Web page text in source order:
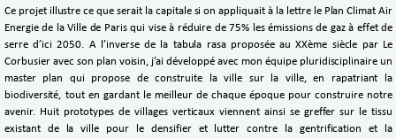
Ce projet illustre ce que serait la capitale si on appliquait à la lettre le Plan Climat Air
Energie de la Ville de Paris qui vise à réduire de 75% les émissions de gaz à effet de
serre d’ici 2050. A l’inverse de la tabula rasa proposée au XXème siècle par Le
Corbusier avec son plan voisin, j’ai développé avec mon équipe pluridisciplinaire un
master plan qui propose de construite la ville sur la ville, en rapatriant la
biodiversité, tout en gardant le meilleur de chaque époque pour construire notre
avenir. Huit prototypes de villages verticaux viennent ainsi se greffer sur le tissu
existant de la ville pour le densifier et lutter contre la gentrification et la